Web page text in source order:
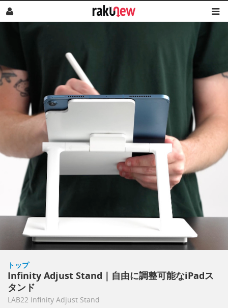
トップ
Infinity Adjust Stand｜自由に調整可能なiPadス
タンド
LAB22 Infinity Adjust Stand